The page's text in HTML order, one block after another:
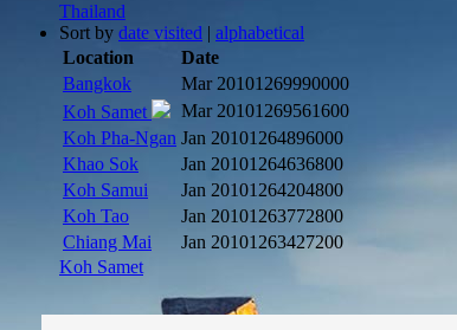
Thailand
Sort by date visited | alphabetical
Location
Date
Bangkok
Mar 20101269990000
Koh Samet
Mar 20101269561600
Koh Pha-Ngan Jan 20101264896000
Khao Sok
Jan 20101264636800
Koh Samui
Jan 20101264204800
Koh Tao
Jan 20101263772800
Chiang Mai
Jan 20101263427200
Koh Samet